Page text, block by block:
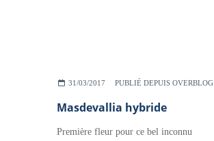
31/03/2017 PUBLIÉ DEPUIS OVERBLOG
Masdevallia hybride
Première fleur pour ce bel inconnu